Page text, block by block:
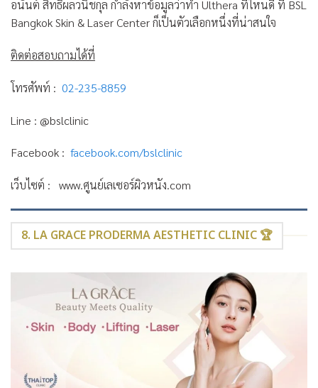
อนันต์ สิทธิผลวนิชกุล กำลังหาข้อมูลว่าทำ Ulthera ที่ไหนดี ที่ BSL
Bangkok Skin & Laser Center ก็เป็นตัวเลือกหนึ่งที่น่าสนใจ
ติดต่อสอบถามได้ที่
โทรศัพท์ : 02-235-8859
Line : @bslclinic
Facebook : facebook.com/bslclinic
เว็บไซต์ : www.ศูนย์เลเซอร์ผิวหนัง.com
8. LA GRACE PRODERMA AESTHETIC CLINIC 🏆